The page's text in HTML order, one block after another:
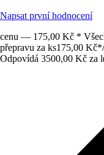
Napsat první hodnocení
cenu — 175,00 Kč *
přepravu za ks175,00 Kč*/
Odpovídá 3500,00 Kč za l